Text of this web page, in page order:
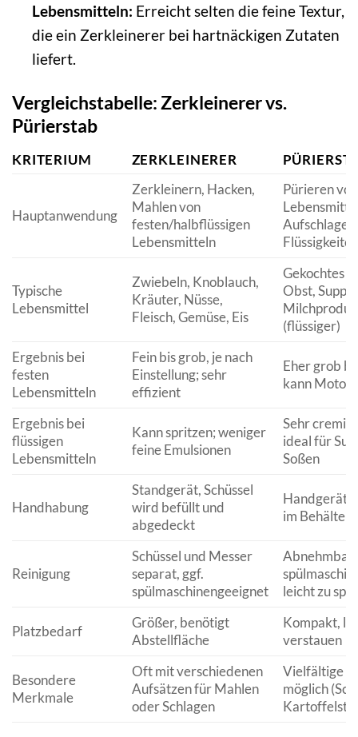
Lebensmitteln: Erreicht selten die feine Textur,
die ein Zerkleinerer bei hartnäckigen Zutaten
liefert.
Vergleichstabelle: Zerkleinerer vs.
Pürierstab
KRITERIUM ZERKLEINERER
Hauptanwendung
Zerkleinern, Hacken,
Mahlen von
festen/halbflüssigen
Lebensmitteln
Pürieren
Flüssigkeiten
Typische
Lebensmittel
Zwiebeln, Knoblauch,
Kräuter, Nüsse,
Fleisch, Gemüse, Eis
Gekochtes
Obst,
(flüssiger)
Ergebnis bei
festen
Lebensmitteln
Fein bis grob, je nach
Einstellung; sehr
effizient
Eher grob
kann Motor
Ergebnis bei
flüssigen
Lebensmitteln
Kann spritzen; weniger
feine Emulsionen
Sehr cremig
ideal für
Soßen
Handhabung
Standgerät, Schüssel
wird befüllt und
abgedeckt
Handgerät,
im Behälter
Reinigung
Schüssel und Messer
separat, ggf.
spülmaschinengeeignet
leicht zu
Platzbedarf
Größer, benötigt
Abstellfläche
Kompakt,
verstauen
Besondere
Merkmale
Oft mit verschiedenen
Aufsätzen für Mahlen
oder Schlagen
Vielfältige
möglich